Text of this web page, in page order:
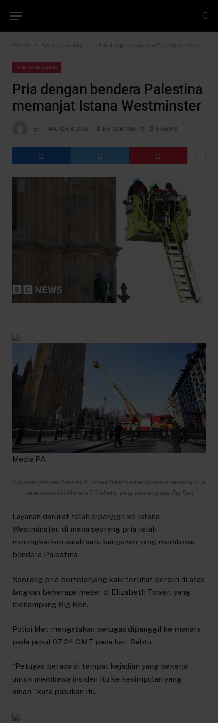
Home Cerita Teratas Pria dengan bendera Palestina memanjat Istana Westminster
CERITA TERATAS
Pria dengan bendera Palestina
memanjat Istana Westminster
BY MARCH 8, 2025 NO COMMENTS 5VIEWS
Media PA
Layanan darurat berada di Istana Westminster di mana seorang pria
telah mendaki Menara Elizabeth, yang menampung Big Ben
Layanan darurat telah dipanggil ke Istana
Westminster, di mana seorang pria telah
meningkatkan salah satu bangunan yang membawa
bendera Palestina.
Seorang pria bertelanjang kaki terlihat berdiri di atas
langkan beberapa meter di Elizabeth Tower, yang
menampung Big Ben.
Polisi Met mengatakan petugas dipanggil ke menara
pada pukul 07:24 GMT pada hari Sabtu.
“Petugas berada di tempat kejadian yang bekerja
untuk membawa insiden itu ke kesimpulan yang
aman,” kata pasukan itu.